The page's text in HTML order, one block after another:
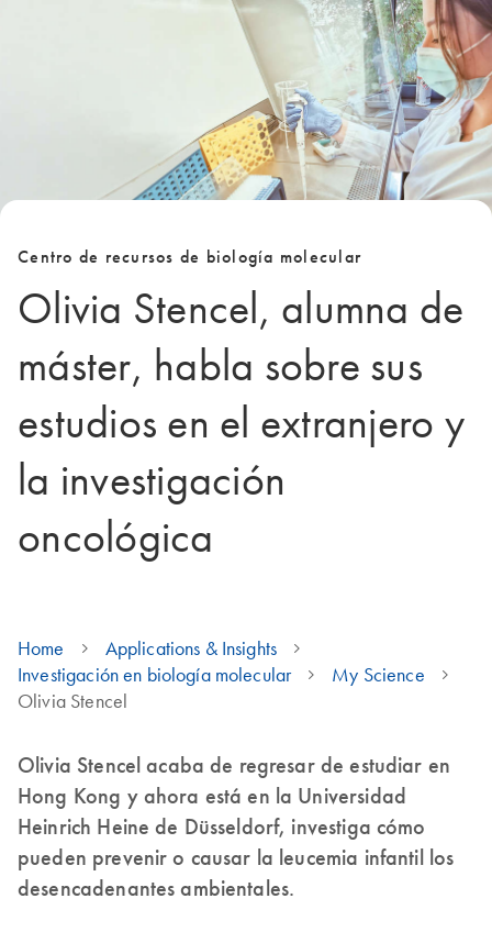
Centro de recursos de biología molecular
Olivia Stencel, alumna de
máster, habla sobre sus
estudios en el extranjero y
la investigación
oncológica
Home
Applications & Insights
Investigación en biología molecular
My Science
Olivia Stencel
Olivia Stencel acaba de regresar de estudiar en
Hong Kong y ahora está en la Universidad
Heinrich Heine de Düsseldorf, investiga cómo
pueden prevenir o causar la leucemia infantil los
desencadenantes ambientales.